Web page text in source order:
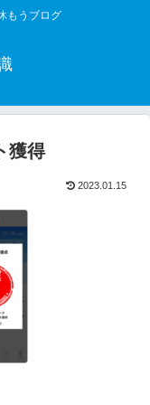
もうブログ
獲得
2023.01.15